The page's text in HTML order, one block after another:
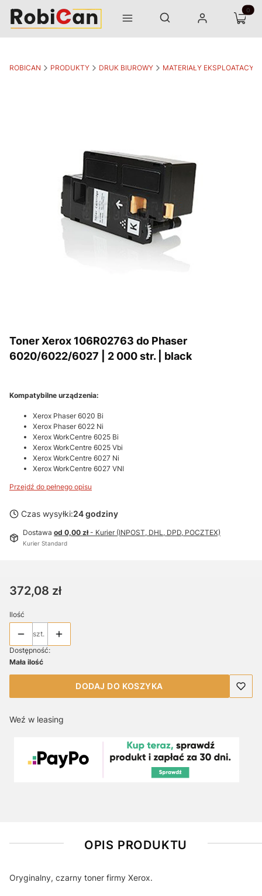
Menu Otwórz wyszukiwarkę
Szukaj Zaloguj się Koszyk
ROBICAN PRODUKTY DRUK BIUROWY MATERIAŁY
Toner Xerox 106R02763 do Phaser
6020/6022/6027 | 2 000 str. | black
Kompatybilne urządzenia:
Xerox Phaser 6020 Bi
Xerox Phaser 6022 Ni
Xerox WorkCentre 6025 Bi
Xerox WorkCentre 6025 Vbi
Xerox WorkCentre 6027 Ni
Xerox WorkCentre 6027 VNI
Przejdź do pełnego opisu
Czas wysyłki:24 godziny
Dostawa od 0,00 zł- Kurier (INPOST, DHL, DPD, POCZTEX)
Kurier Standard
Cena
372,08 zł
Ilość
szt.
Dostępność:
Mała ilość
DODAJ DO KOSZYKA
Weź w leasing
OPIS PRODUKTU
Oryginalny, czarny toner firmy Xerox.